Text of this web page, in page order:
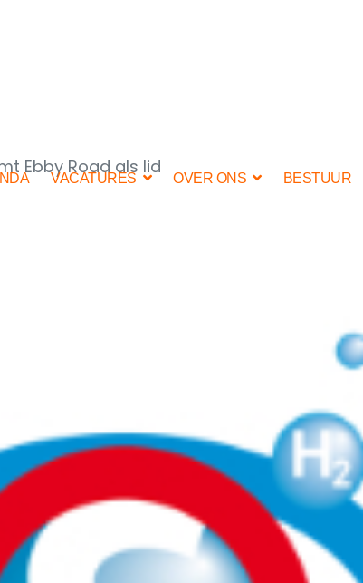
VACATURES OVER ONS BESTUUR
Ebby Road als lid